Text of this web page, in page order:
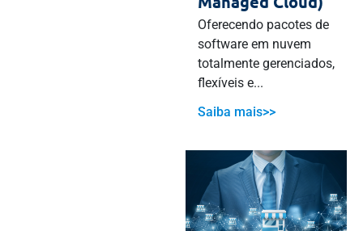
Oferecendo pacotes de
software em nuvem
totalmente gerenciados,
flexíveis e...
Saiba mais>>